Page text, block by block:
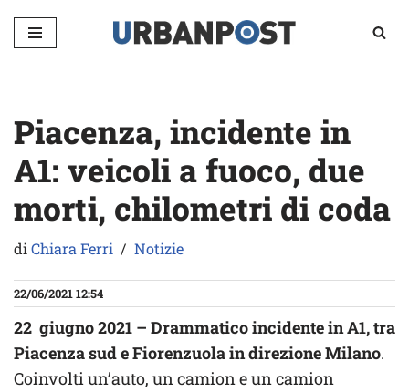
Vai
Piacenza, incidente in
A1: veicoli a fuoco, due
morti, chilometri di coda
diChiara Ferri Notizie
22/06/2021 12:54
22 giugno 2021 – Drammatico incidente in A1, tra
Piacenza sud e Fiorenzuola in direzione Milano.
Coinvolti un’auto, un camion e un camion